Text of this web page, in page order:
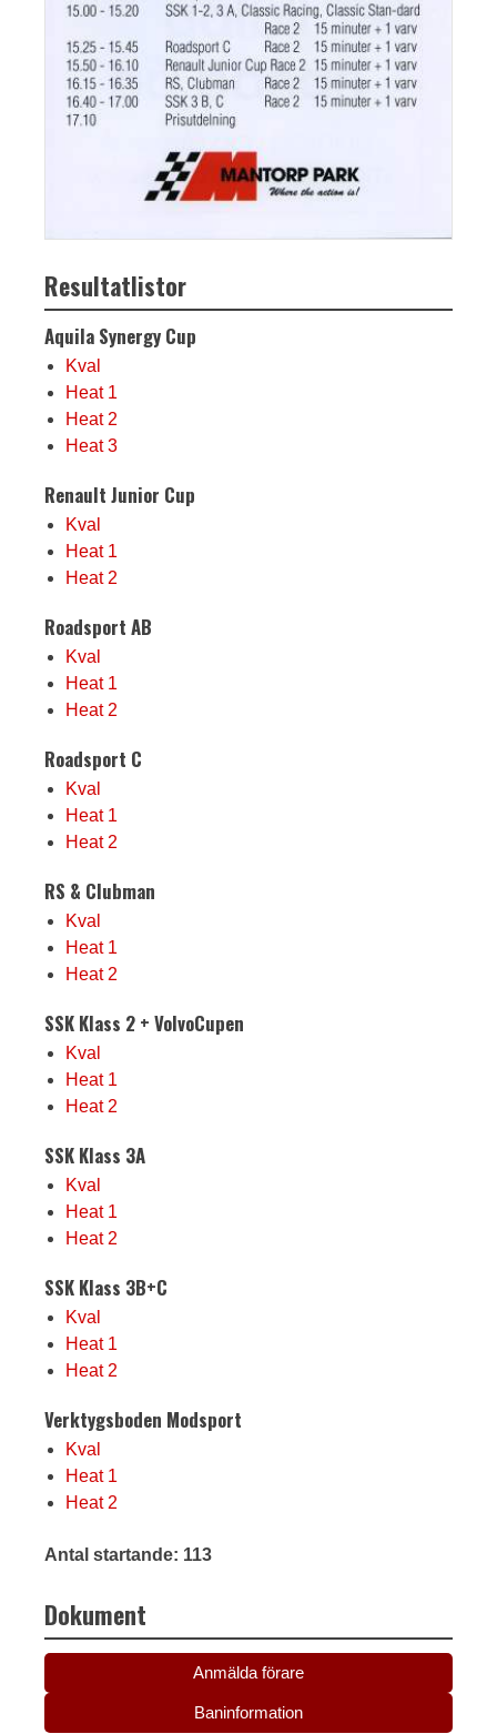
Resultatlistor
Aquila Synergy Cup
Kval
Heat 1
Heat 2
Heat 3
Renault Junior Cup
Kval
Heat 1
Heat 2
Roadsport AB
Kval
Heat 1
Heat 2
Roadsport C
Kval
Heat 1
Heat 2
RS & Clubman
Kval
Heat 1
Heat 2
SSK Klass 2 + VolvoCupen
Kval
Heat 1
Heat 2
SSK Klass 3A
Kval
Heat 1
Heat 2
SSK Klass 3B+C
Kval
Heat 1
Heat 2
Verktygsboden Modsport
Kval
Heat 1
Heat 2
Antal startande: 113
Dokument
Anmälda förare
Baninformation